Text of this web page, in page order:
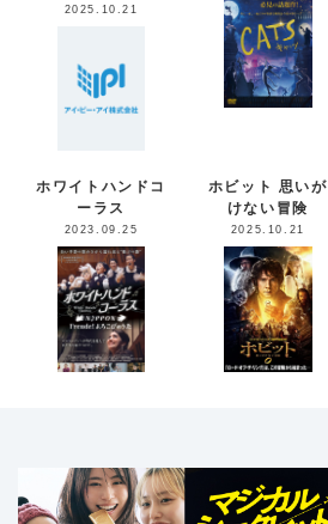
2025.10.21
ホワイトハンドコ
ーラス
2023.09.25
ホビット 思いが
けない冒険
2025.10.21